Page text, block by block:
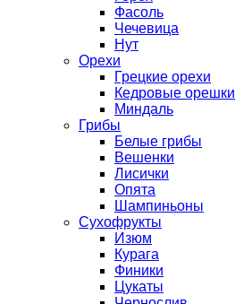
Фасоль
Чечевица
Нут
Орехи
Грецкие орехи
Кедровые орешки
Миндаль
Грибы
Белые грибы
Вешенки
Лисички
Опята
Шампиньоны
Сухофрукты
Изюм
Курага
Финики
Цукаты